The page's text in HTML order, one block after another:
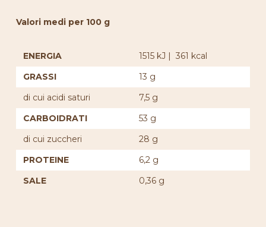
Valori medi per 100 g
ENERGIA
1515 kJ | 361 kcal
GRASSI
13 g
di cui acidi saturi
7,5 g
CARBOIDRATI
53 g
di cui zuccheri
28 g
PROTEINE
6,2 g
SALE
0,36 g